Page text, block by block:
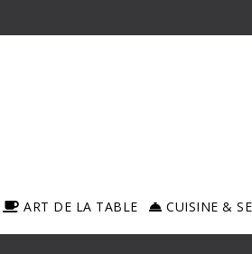
ART DE LA TABLE CUISINE &